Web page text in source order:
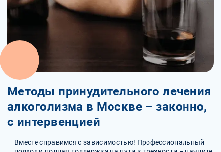
Методы принудительного лечения
алкоголизма в Москве – законно,
с интервенцией
Вместе справимся с зависимостью! Профессиональный